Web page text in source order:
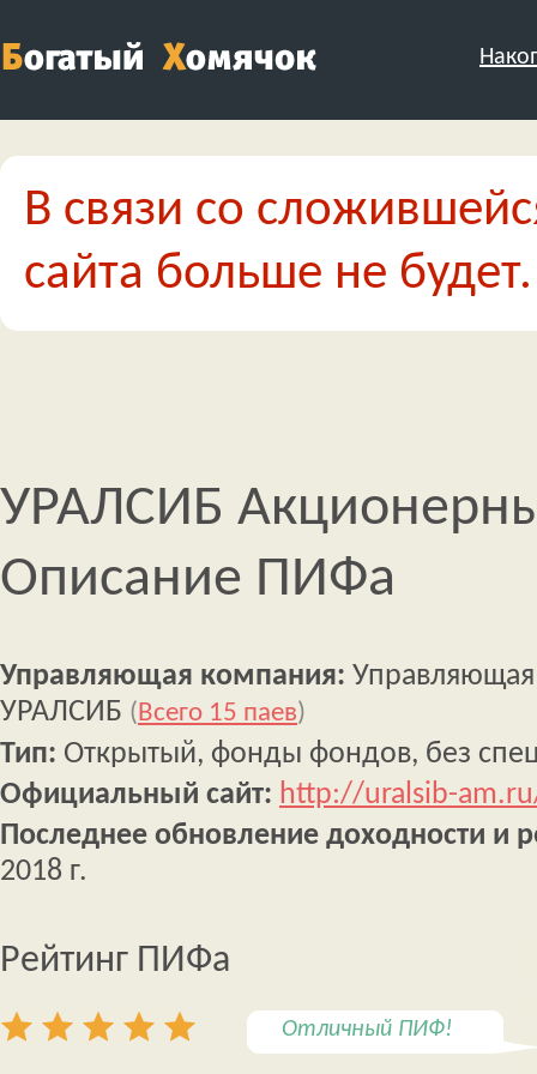
В связи со
сайта больше не
УРАЛСИБ
Описание ПИФа
Управляющая компания:
УРАЛСИБ (Всего 15 паев)
Тип: Открытый, фонды фондов, без
Официальный сайт: http://uralsib-
Последнее обновление доходности и
2018 г.
Рейтинг ПИФа
Отличный ПИФ!